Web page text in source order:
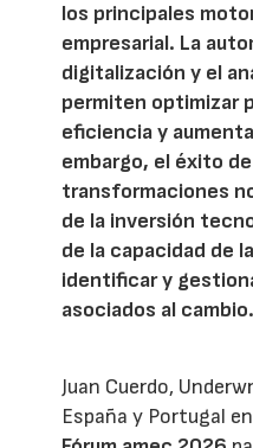
los principales
empresarial. La
digitalización y el
permiten optimizar
eficiencia y
embargo, el éxito
transformaciones
de la inversión
de la capacidad de
identificar y
asociados al cambio.
Juan Cuerdo,
España y Portugal